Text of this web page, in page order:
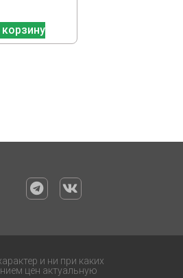
корзину
и ни при каких
цен актуальную